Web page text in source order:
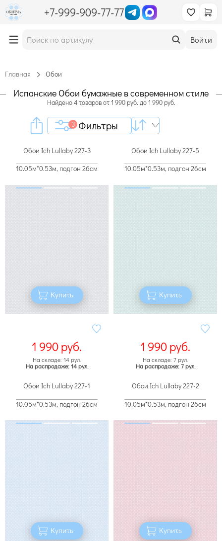
+7-999-909-77-77
Войти
Главная Обои
Испанские Обои бумажные в современном стиле
Найдено 4 товаров от 1 990 руб. до 1 990 руб.
Фильтры
3
Обои Ich Lullaby 227-3
10.05м*0.53м, подгон 26см
Купить
1 990руб.
На складе: 14 рул.
На распродаже: 14 рул.
Обои Ich Lullaby 227-5
10.05м*0.53м, подгон 26см
Купить
1 990руб.
На складе: 7 рул.
На распродаже: 7 рул.
Обои Ich Lullaby 227-1
10.05м*0.53м, подгон 26см
Купить
Обои Ich Lullaby 227-2
10.05м*0.53м, подгон 26см
Купить